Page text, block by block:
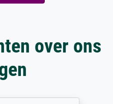
over ons